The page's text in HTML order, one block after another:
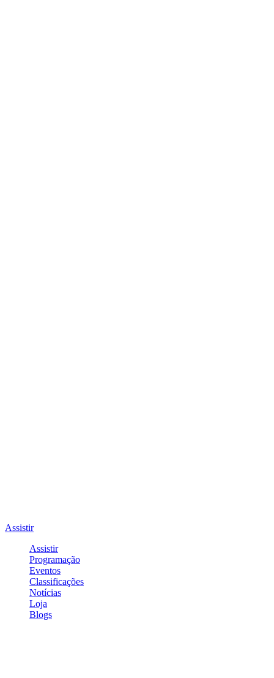
Assistir
Assistir
Programação
Eventos
Classificações
Notícias
Loja
Blogs